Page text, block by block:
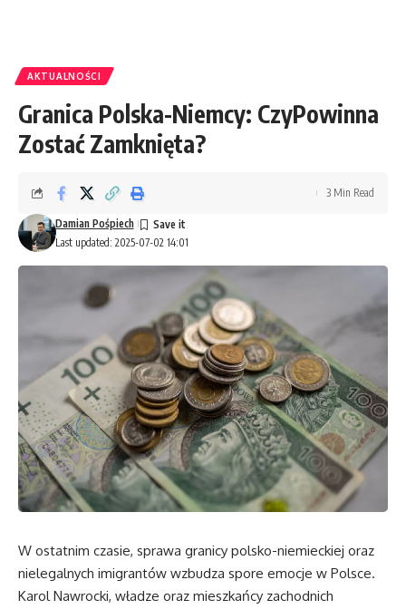
AKTUALNOŚCI
Granica Polska-Niemcy: CzyPowinna
Zostać Zamknięta?
Last updated: 2025-07-02 14:01
Damian Pośpiech
3 Min Read
W ostatnim czasie, sprawa granicy polsko-niemieckiej oraz
nielegalnych imigrantów wzbudza spore emocje w Polsce.
Karol Nawrocki, władze oraz mieszkańcy zachodnich